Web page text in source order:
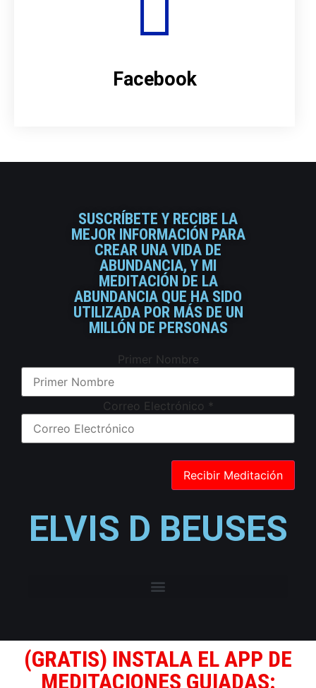
Facebook
SUSCRÍBETE Y RECIBE LA
MEJOR INFORMACIÓN PARA
CREAR UNA VIDA DE
ABUNDANCIA, Y MI
MEDITACIÓN DE LA
ABUNDANCIA QUE HA SIDO
UTILIZADA POR MÁS DE UN
MILLÓN DE PERSONAS
Primer Nombre
Correo Electrónico *
ELVIS D BEUSES
(GRATIS) INSTALA EL APP DE
MEDITACIONES GUIADAS: